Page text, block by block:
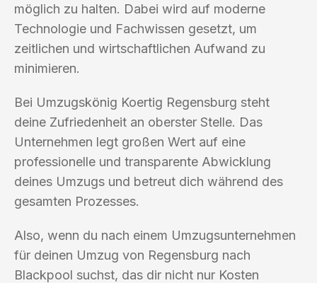
möglich zu halten. Dabei wird auf moderne
Technologie und Fachwissen gesetzt, um
zeitlichen und wirtschaftlichen Aufwand zu
minimieren.
Bei Umzugskönig Koertig Regensburg steht
deine Zufriedenheit an oberster Stelle. Das
Unternehmen legt großen Wert auf eine
professionelle und transparente Abwicklung
deines Umzugs und betreut dich während des
gesamten Prozesses.
Also, wenn du nach einem Umzugsunternehmen
für deinen Umzug von Regensburg nach
Blackpool suchst, das dir nicht nur Kosten